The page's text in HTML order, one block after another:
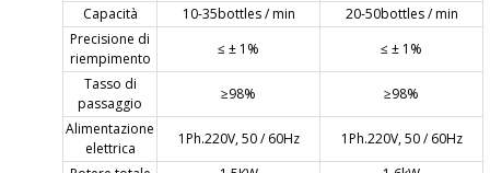
Capacità
10-35bottles / min
20-50bottles / min
Precisione di
riempimento
≤ ± 1%
≤ ± 1%
Tasso di
passaggio
≥98%
≥98%
Alimentazione
elettrica
1Ph.220V, 50 / 60Hz
1Ph.220V, 50 / 60Hz